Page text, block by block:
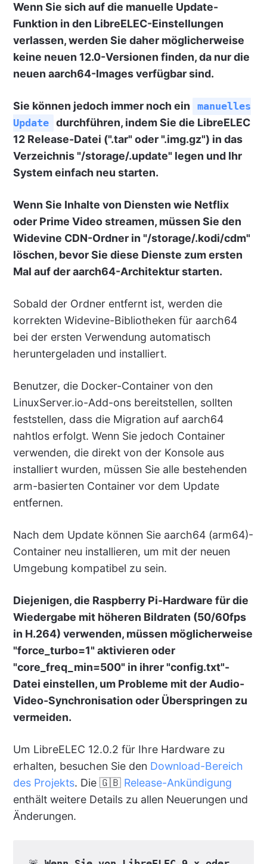
Wenn Sie sich auf die manuelle Update-
Funktion in den LibreELEC-Einstellungen
verlassen, werden Sie daher möglicherweise
keine neuen 12.0-Versionen finden, da nur die
neuen aarch64-Images verfügbar sind.
Sie können jedoch immer noch ein
manuelles
Update
durchführen, indem Sie die LibreELEC
12 Release-Datei (".tar" oder ".img.gz") in das
Verzeichnis "/storage/.update" legen und Ihr
System einfach neu starten.
Wenn Sie Inhalte von Diensten wie Netflix
oder Prime Video streamen, müssen Sie den
Widevine CDN-Ordner in "/storage/.kodi/cdm"
löschen, bevor Sie diese Dienste zum ersten
Mal auf der aarch64-Architektur starten.
Sobald der Ordner entfernt ist, werden die
korrekten Widevine-Bibliotheken für aarch64
bei der ersten Verwendung automatisch
heruntergeladen und installiert.
Benutzer, die Docker-Container von den
LinuxServer.io-Add-ons bereitstellen, sollten
feststellen, dass die Migration auf aarch64
nahtlos erfolgt. Wenn Sie jedoch Container
verwenden, die direkt von der Konsole aus
installiert wurden, müssen Sie alle bestehenden
arm-basierten Container vor dem Update
entfernen.
Nach dem Update können Sie aarch64 (arm64)-
Container neu installieren, um mit der neuen
Umgebung kompatibel zu sein.
Diejenigen, die Raspberry Pi-Hardware für die
Wiedergabe mit höheren Bildraten (50/60fps
in H.264) verwenden, müssen möglicherweise
"force_turbo=1" aktivieren oder
"core_freq_min=500" in ihrer "config.txt"-
Datei einstellen, um Probleme mit der Audio-
Video-Synchronisation oder Überspringen zu
vermeiden.
Um LibreELEC 12.0.2 für Ihre Hardware zu
erhalten, besuchen Sie den Download-Bereich
des Projekts. Die 🇬🇧 Release-Ankündigung
enthält weitere Details zu allen Neuerungen und
Änderungen.